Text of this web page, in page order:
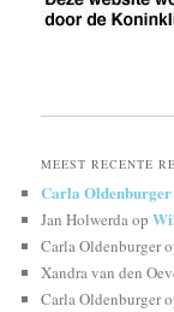
MEEST RECENTE
Carla Oldenburger
Jan Holwerdaop
Carla Oldenburger
Xandra van den
Carla Oldenburger